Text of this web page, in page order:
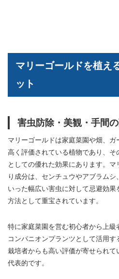
マリーゴールドを植え
ット
害虫防除・美観・手間
マリーゴールドは家庭菜園や畑、
高く評価されている植物であり、そ
としての優れた効果にあります。
り成分は、センチュウやアブラム
いった幅広い害虫に対して忌避効
方法として重宝されています。
特に家庭菜園を営む初心者から上級
コンパニオンプランツとして活用
栽培者からも高い評価が寄せられ
代表的です。